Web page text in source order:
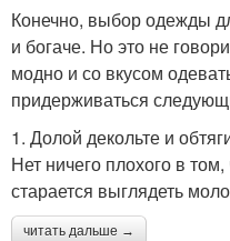
Конечно, выбор одежды
и богаче. Но это не
модно и со вкусом
придерживаться
1. Долой декольте и
Нет ничего плохого в
старается выглядеть
читать дальше →